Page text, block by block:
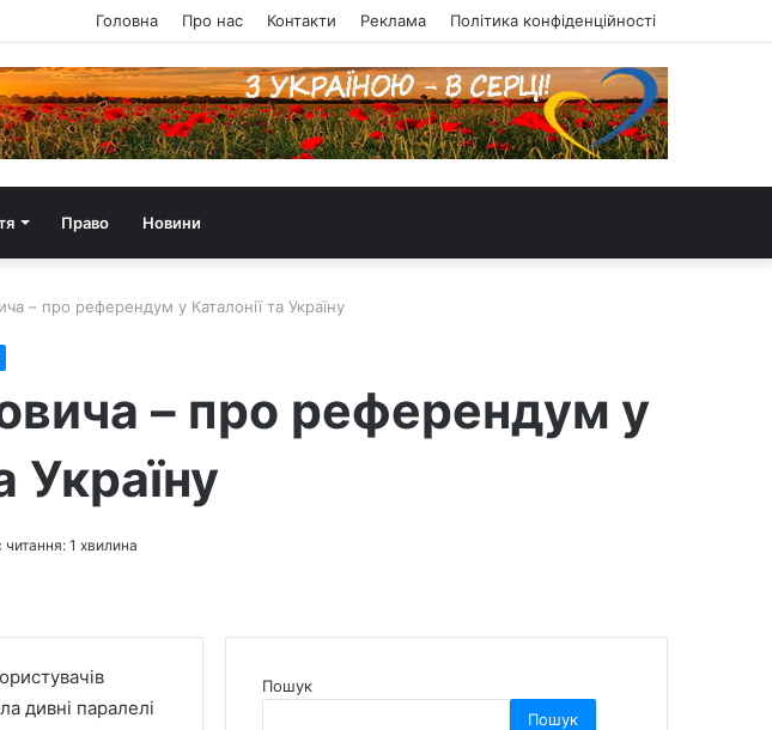
Головна Про нас Контакти Реклама Політика конфіденційності
Право Новини
– про референдум у Каталонії та Україну
– про референдум у
Україну
читання: 1 хвилина
дивні паралелі
Пошук
Пошук